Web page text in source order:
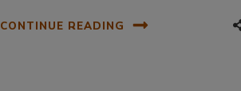
CONTINUE READING